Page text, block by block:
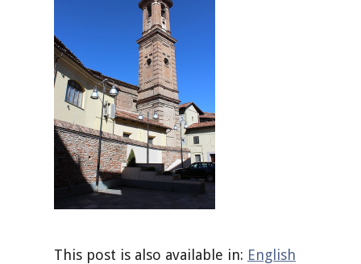
This post is also available in: English